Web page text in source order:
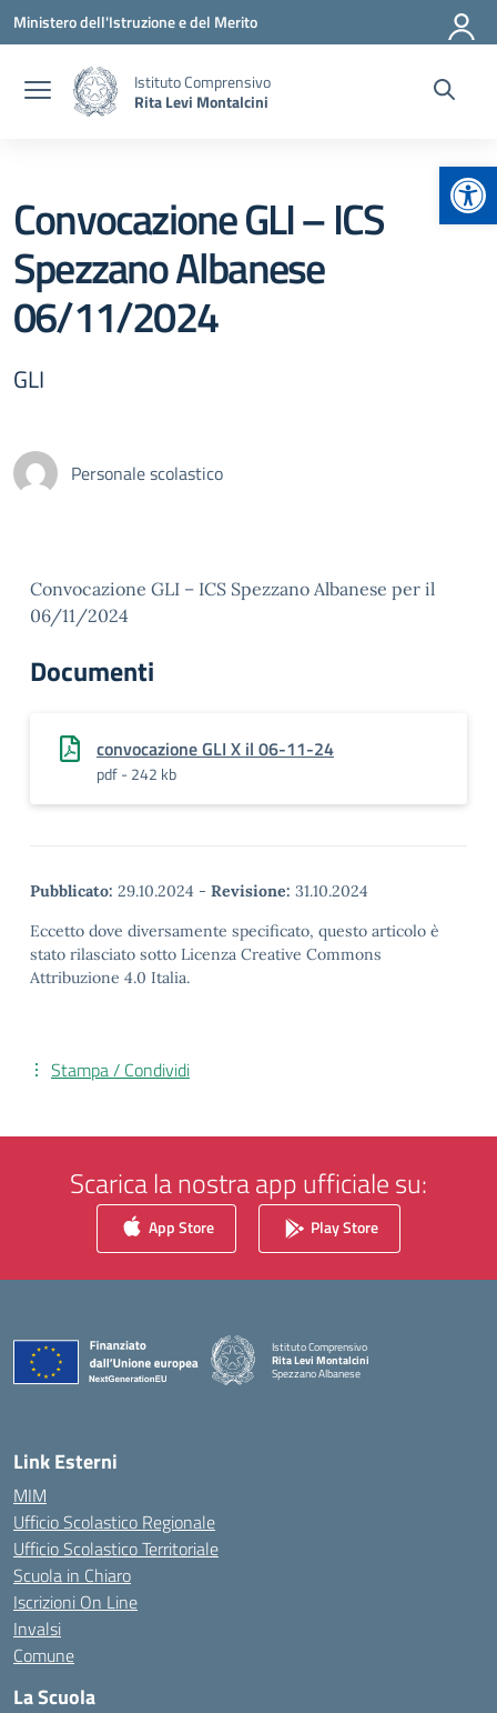
Vai ai contenuti
Vai al menu di navigazione
Vai al footer
Ministero dell'Istruzione e del Merito
Istituto Comprensivo
Rita Levi Montalcini
Convocazione GLI – ICS
Spezzano Albanese
06/11/2024
GLI
Personale scolastico
Convocazione GLI – ICS Spezzano Albanese per il
06/11/2024
Documenti
convocazione GLI X il 06-11-24
pdf - 242 kb
Pubblicato: 29.10.2024 - Revisione: 31.10.2024
Eccetto dove diversamente specificato, questo articolo è
stato rilasciato sotto Licenza Creative Commons
Attribuzione 4.0 Italia.
Stampa / Condividi
Scarica la nostra app ufficiale su:
App Store Play Store
Istituto Comprensivo
Rita Levi Montalcini
Spezzano Albanese
— Visita la pagina iniziale della scuola
Link Esterni
MIM
Ufficio Scolastico Regionale
Ufficio Scolastico Territoriale
Scuola in Chiaro
Iscrizioni On Line
Invalsi
Comune
La Scuola